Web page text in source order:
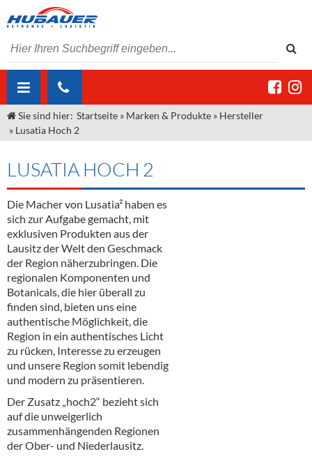
ÜBER UNS
Unser Liefergebiet
Unser Team
Kontakt
Angebote Gastronomie & Großhandel
Gastronomie
Großhandel
Innovation - Die Neue Art des Bierzapfens
"DroughtMaster"
Neuigkeiten
Termine
MARKEN & PRODUKTE
Weine & Schaumwein
Sirup
Spirituosen
Bier
Alkoholfreie Getränke
Öle & Küchenartikel
Kaffee
Barzubehör
Equipment
DIENSTLEISTUNGEN
Kommisionskauf & Lieferbedingungen
Fremddienstleistungen
Sie sind hier: Startseite » Marken & Produkte » Hersteller
» Lusatia Hoch 2
LUSATIA HOCH 2
Die Macher von Lusatia² haben es
sich zur Aufgabe gemacht, mit
exklusiven Produkten aus der
Lausitz der Welt den Geschmack
der Region näherzubringen. Die
regionalen Komponenten und
Botanicals, die hier überall zu
finden sind, bieten uns eine
authentische Möglichkeit, die
Region in ein authentisches Licht
zu rücken, Interesse zu erzeugen
und unsere Region somit lebendig
und modern zu präsentieren.
Der Zusatz „hoch2“ bezieht sich
auf die unweigerlich
zusammenhängenden Regionen
der Ober- und Niederlausitz.